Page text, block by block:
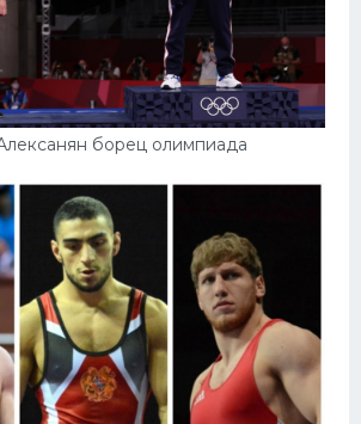
борец олимпиада